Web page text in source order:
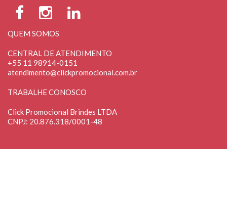
QUEM SOMOS
CENTRAL DE ATENDIMENTO
+55 11 98914-0151
atendimento@clickpromocional.com.br
TRABALHE CONOSCO
Click Promocional Brindes LTDA
CNPJ: 20.876.318/0001-48